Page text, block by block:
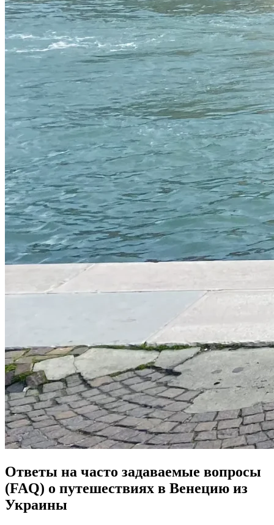
Ответы на часто задаваемые вопросы
(FAQ) о путешествиях в Венецию из
Украины